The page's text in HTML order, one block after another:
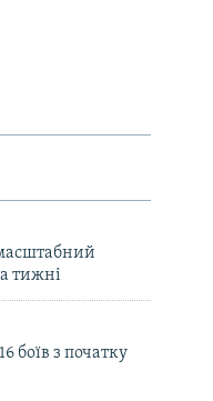
масштабний
тижні
боїв з початку